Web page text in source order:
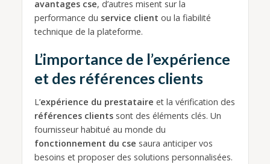
avantages cse, d’autres misent sur la
performance du service client ou la fiabilité
technique de la plateforme.
L’importance de l’expérience
et des références clients
L’expérience du prestataire et la vérification des
références clientssont des éléments clés. Un
fournisseur habitué au monde du
fonctionnement du cse saura anticiper vos
besoins et proposer des solutions personnalisées.